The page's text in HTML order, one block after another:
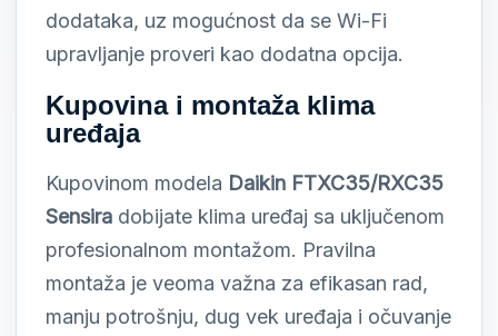
dodataka, uz mogućnost da se Wi-Fi
upravljanje proveri kao dodatna opcija.
Kupovina i montaža klima
uređaja
Kupovinom modela Daikin FTXC35/RXC35
Sensira dobijate klima uređaj sa uključenom
profesionalnom montažom. Pravilna
montaža je veoma važna za efikasan rad,
manju potrošnju, dug vek uređaja i očuvanje